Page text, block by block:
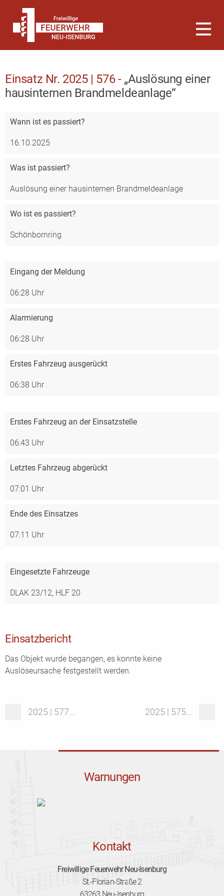
Einsatz Nr. 2025 | 576 - „Auslösung einer
hausinternen Brandmeldeanlage“
Wann ist es passiert?
16.10.2025
Was ist passiert?
Auslösung einer hausinternen Brandmeldeanlage
Wo ist es passiert?
Schönbornring
Eingang der Meldung
06:28 Uhr
Alarmierung
06:28 Uhr
Erstes Fahrzeug ausgerückt
06:38 Uhr
Erstes Fahrzeug an der Einsatzstelle
06:43 Uhr
Letztes Fahrzeug abgerückt
07:01 Uhr
Ende des Einsatzes
07:11 Uhr
Eingesetzte Fahrzeuge
DLAK 23/12, HLF 20
Einsatzbericht
Das Objekt wurde begangen, es konnte keine
Auslöseursache festgestellt werden.
2025 | 577... 2025 | 575...
Warnungen
Kontakt
Freiwillige Feuerwehr Neu-Isenburg
St.-Florian-Straße 2